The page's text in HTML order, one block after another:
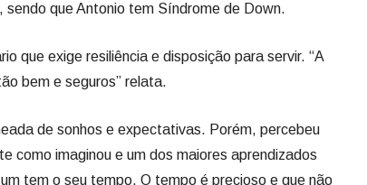
que Antonio tem Síndrome de Down.
que exige resiliência e disposição para servir. “A
bem e seguros” relata.
de sonhos e expectativas. Porém, percebeu
como imaginou e um dos maiores aprendizados
tem o seu tempo. O tempo é precioso e que não